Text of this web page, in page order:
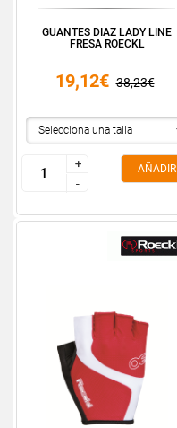
GUANTES DIAZ LADY LINE
FRESA ROECKL
19,12€ 38,23€
+
-
+
-
AÑADIR